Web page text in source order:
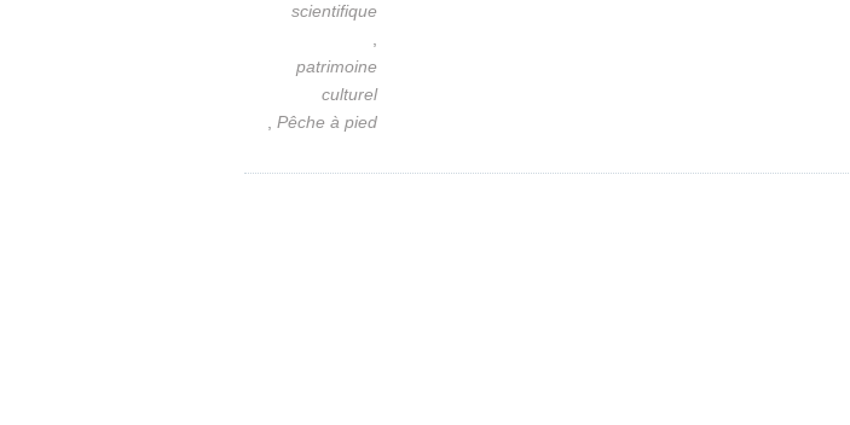
scientifique
patrimoine
culturel
Pêche à pied